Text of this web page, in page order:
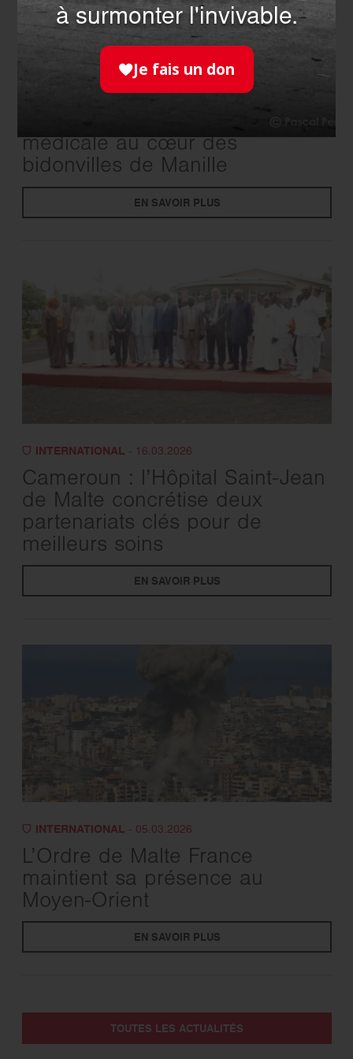
INTERNATIONAL- 01.04.2026
médicale au cœur des
bidonvilles de Manille
EN SAVOIR PLUS
INTERNATIONAL - 16.03.2026
Cameroun : l’Hôpital Saint-Jean
de Malte concrétise deux
partenariats clés pour de
meilleurs soins
EN SAVOIR PLUS
INTERNATIONAL - 05.03.2026
L’Ordre de Malte France
maintient sa présence au
Moyen-Orient
EN SAVOIR PLUS
TOUTES LES ACTUALITÉS
à surmonter l'invivable.
Je fais un don